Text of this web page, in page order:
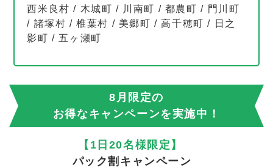
西米良村 / 木城町 / 川南町 / 都農町 / 門川町
/ 諸塚村 /椎葉村 / 美郷町 /高千穂町 / 日之
影町 / 五ヶ瀬町
8月限定の
お得なキャンペーンを実施中！
【1日20名様限定】
パック割キャンペーン